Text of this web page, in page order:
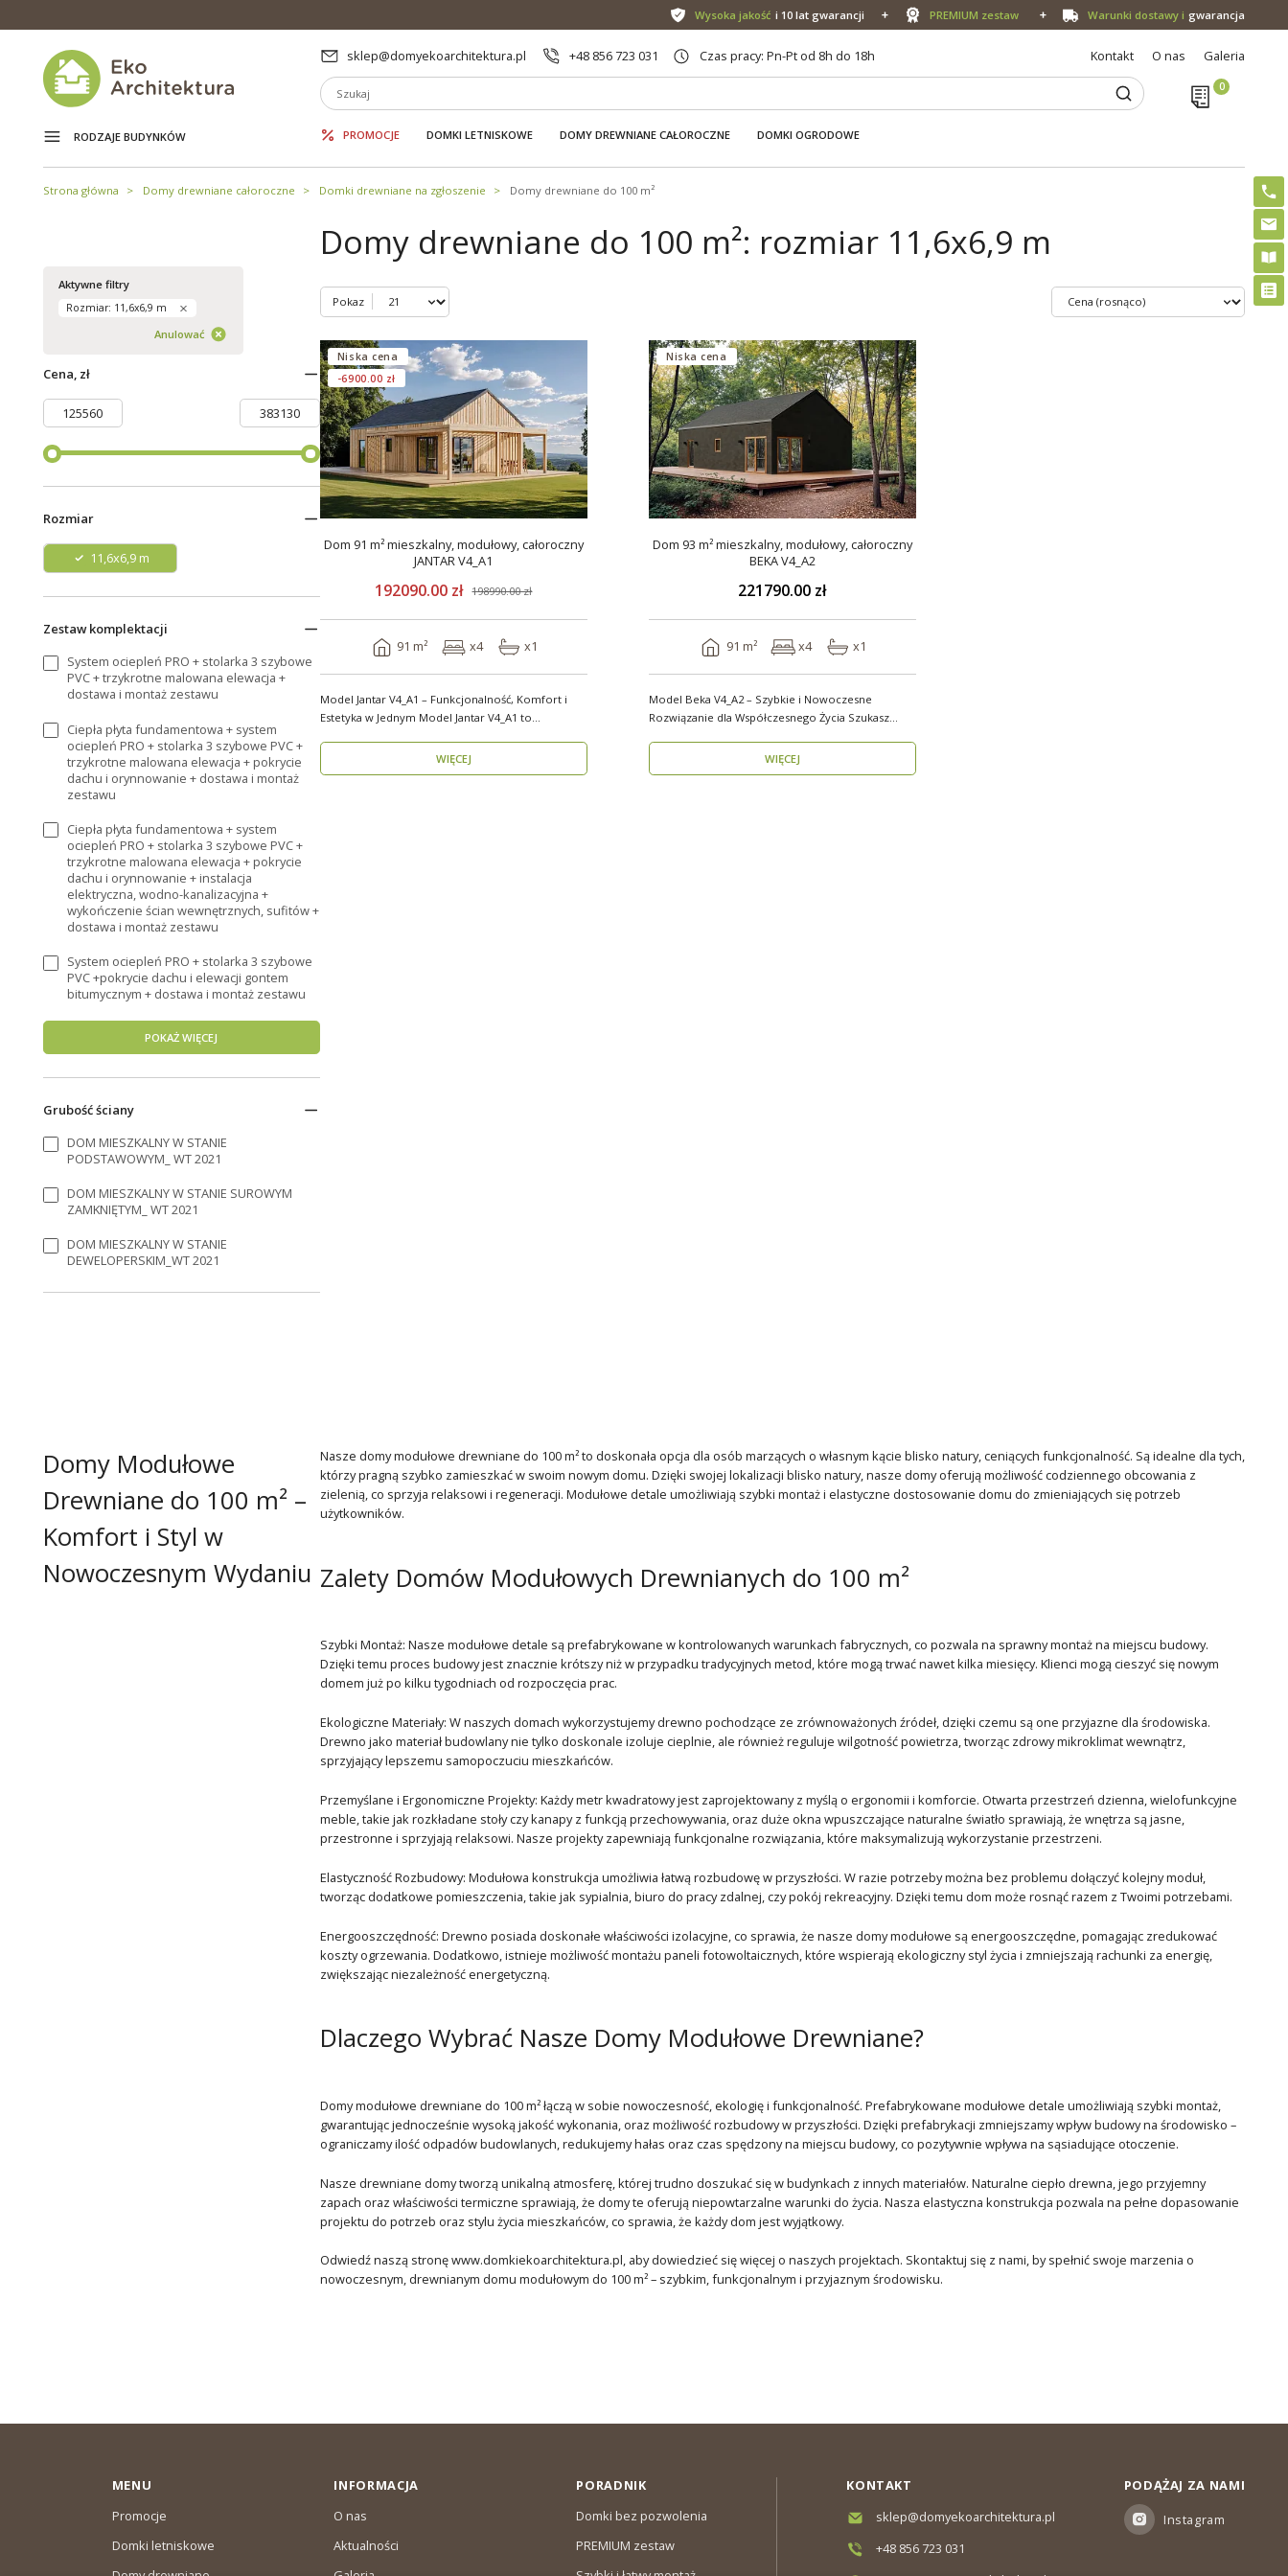
Wysoka jakość i 10 lat gwarancji PREMIUM zestaw Warunki dostawy i gwarancja
sklep@domyekoarchitektura.pl +48 856 723 031 Czas pracy: Pn-Pt od 8h do 18h Kontakt O nas Galeria
RODZAJE BUDYNKÓW PROMOCJE DOMKI LETNISKOWE DOMY DREWNIANE CAŁOROCZNE DOMKI OGRODOWE
Strona główna Domy drewniane całoroczne Domki drewniane na zgłoszenie Domy drewniane do 100 m²
Aktywne filtry
Rozmiar: 11,6x6,9 m
Anulować
Cena, zł
Rozmiar
11,6x6,9 m
Zestaw komplektacji
System ociepleń PRO + stolarka 3 szybowe
PVC + trzykrotne malowana elewacja +
dostawa i montaż zestawu
Ciepła płyta fundamentowa + system
ociepleń PRO + stolarka 3 szybowe PVC +
trzykrotne malowana elewacja + pokrycie
dachu i orynnowanie + dostawa i montaż
zestawu
Ciepła płyta fundamentowa + system
ociepleń PRO + stolarka 3 szybowe PVC +
trzykrotne malowana elewacja + pokrycie
dachu i orynnowanie + instalacja
elektryczna, wodno-kanalizacyjna +
wykończenie ścian wewnętrznych, sufitów +
dostawa i montaż zestawu
System ociepleń PRO + stolarka 3 szybowe
PVC +pokrycie dachu i elewacji gontem
bitumycznym + dostawa i montaż zestawu
POKAŻ WIĘCEJ
Grubość ściany
DOM MIESZKALNY W STANIE
PODSTAWOWYM_ WT 2021
DOM MIESZKALNY W STANIE SUROWYM
ZAMKNIĘTYM_ WT 2021
DOM MIESZKALNY W STANIE
DEWELOPERSKIM_WT 2021
Domy drewniane do 100 m²: rozmiar 11,6x6,9 m
Pokaz
Niska cena
-6900.00 zł
Dom 91 m² mieszkalny, modułowy, całoroczny
JANTAR V4_A1
192090.00 zł 198990.00 zł
91 m² x4 x1
Model Jantar V4_A1 – Funkcjonalność, Komfort i
Estetyka w Jednym Model Jantar V4_A1 to
WIĘCEJ
Niska cena
Dom 93 m² mieszkalny, modułowy, całoroczny
BEKA V4_A2
221790.00 zł
91 m² x4 x1
Model Beka V4_A2 – Szybkie i Nowoczesne
Rozwiązanie dla Współczesnego Życia Szukasz
WIĘCEJ
Domy Modułowe
Drewniane do 100 m² –
Komfort i Styl w
Nowoczesnym Wydaniu
Nasze domy modułowe drewniane do 100 m² to doskonała opcja dla osób marzących o własnym kącie blisko natury, ceniących funkcjonalność. Są idealne dla tych,
którzy pragną szybko zamieszkać w swoim nowym domu. Dzięki swojej lokalizacji blisko natury, nasze domy oferują możliwość codziennego obcowania z
zielenią, co sprzyja relaksowi i regeneracji. Modułowe detale umożliwiają szybki montaż i elastyczne dostosowanie domu do zmieniających się potrzeb
użytkowników.
Zalety Domów Modułowych Drewnianych do 100 m²
Szybki Montaż: Nasze modułowe detale są prefabrykowane w kontrolowanych warunkach fabrycznych, co pozwala na sprawny montaż na miejscu budowy.
Dzięki temu proces budowy jest znacznie krótszy niż w przypadku tradycyjnych metod, które mogą trwać nawet kilka miesięcy. Klienci mogą cieszyć się nowym
domem już po kilku tygodniach od rozpoczęcia prac.
Ekologiczne Materiały: W naszych domach wykorzystujemy drewno pochodzące ze zrównoważonych źródeł, dzięki czemu są one przyjazne dla środowiska.
Drewno jako materiał budowlany nie tylko doskonale izoluje cieplnie, ale również reguluje wilgotność powietrza, tworząc zdrowy mikroklimat wewnątrz,
sprzyjający lepszemu samopoczuciu mieszkańców.
Przemyślane i Ergonomiczne Projekty: Każdy metr kwadratowy jest zaprojektowany z myślą o ergonomii i komforcie. Otwarta przestrzeń dzienna, wielofunkcyjne
meble, takie jak rozkładane stoły czy kanapy z funkcją przechowywania, oraz duże okna wpuszczające naturalne światło sprawiają, że wnętrza są jasne,
przestronne i sprzyjają relaksowi. Nasze projekty zapewniają funkcjonalne rozwiązania, które maksymalizują wykorzystanie przestrzeni.
Elastyczność Rozbudowy: Modułowa konstrukcja umożliwia łatwą rozbudowę w przyszłości. W razie potrzeby można bez problemu dołączyć kolejny moduł,
tworząc dodatkowe pomieszczenia, takie jak sypialnia, biuro do pracy zdalnej, czy pokój rekreacyjny. Dzięki temu dom może rosnąć razem z Twoimi potrzebami.
Energooszczędność: Drewno posiada doskonałe właściwości izolacyjne, co sprawia, że nasze domy modułowe są energooszczędne, pomagając zredukować
koszty ogrzewania. Dodatkowo, istnieje możliwość montażu paneli fotowoltaicznych, które wspierają ekologiczny styl życia i zmniejszają rachunki za energię,
zwiększając niezależność energetyczną.
Dlaczego Wybrać Nasze Domy Modułowe Drewniane?
Domy modułowe drewniane do 100 m² łączą w sobie nowoczesność, ekologię i funkcjonalność. Prefabrykowane modułowe detale umożliwiają szybki montaż,
gwarantując jednocześnie wysoką jakość wykonania, oraz możliwość rozbudowy w przyszłości. Dzięki prefabrykacji zmniejszamy wpływ budowy na środowisko –
ograniczamy ilość odpadów budowlanych, redukujemy hałas oraz czas spędzony na miejscu budowy, co pozytywnie wpływa na sąsiadujące otoczenie.
Nasze drewniane domy tworzą unikalną atmosferę, której trudno doszukać się w budynkach z innych materiałów. Naturalne ciepło drewna, jego przyjemny
zapach oraz właściwości termiczne sprawiają, że domy te oferują niepowtarzalne warunki do życia. Nasza elastyczna konstrukcja pozwala na pełne dopasowanie
projektu do potrzeb oraz stylu życia mieszkańców, co sprawia, że każdy dom jest wyjątkowy.
Odwiedź naszą stronę www.domkiekoarchitektura.pl, aby dowiedzieć się więcej o naszych projektach. Skontaktuj się z nami, by spełnić swoje marzenia o
nowoczesnym, drewnianym domu modułowym do 100 m² – szybkim, funkcjonalnym i przyjaznym środowisku.
MENU
Promocje
Domki letniskowe
INFORMACJA
O nas
Aktualności
PORADNIK
Domki bez pozwolenia
PREMIUM zestaw
KONTAKT
sklep@domyekoarchitektura.pl
+48 856 723 031
PODĄŻAJ ZA NAMI
Instagram